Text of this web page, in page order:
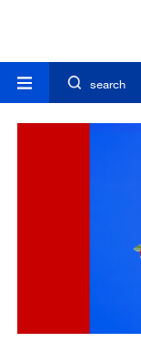
search